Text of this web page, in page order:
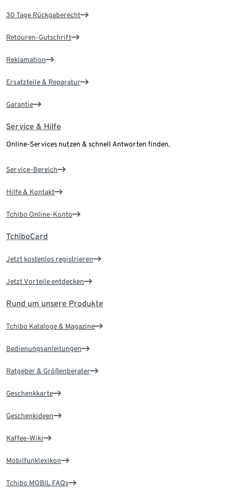
30 Tage Rückgaberecht
Retouren-Gutschrift
Reklamation
Ersatzteile & Reparatur
Garantie
Service & Hilfe
Online-Services nutzen & schnell Antworten finden.
Service-Bereich
Hilfe & Kontakt
Tchibo Online-Konto
TchiboCard
Jetzt kostenlos registrieren
Jetzt Vorteile entdecken
Rund um unsere Produkte
Tchibo Kataloge & Magazine
Bedienungsanleitungen
Ratgeber & Größenberater
Geschenkkarte
Geschenkideen
Kaffee-Wiki
Mobilfunklexikon
Tchibo MOBIL FAQs